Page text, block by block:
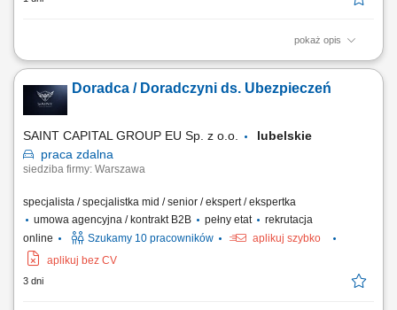
pokaż opis
Opis stanowiska: Kompleksowa obsługa klientów w zakresie produktów
pozyskiwanie nowych klientów. Analiza potrzeb i przygotowywanie
indywidualnych rozwiązań ubezpieczeniowych. Budowanie pozycji
Doradca / Doradczyni ds. Ubezpieczeń
SAINT CAPITAL GROUP EU Sp. z o.o.
lubelskie
praca zdalna
siedziba firmy: Warszawa
specjalista / specjalistka mid / senior / ekspert / ekspertka
umowa agencyjna / kontrakt B2B
pełny etat
rekrutacja
online
Szukamy 10 pracowników
aplikuj szybko
aplikuj bez CV
3 dni